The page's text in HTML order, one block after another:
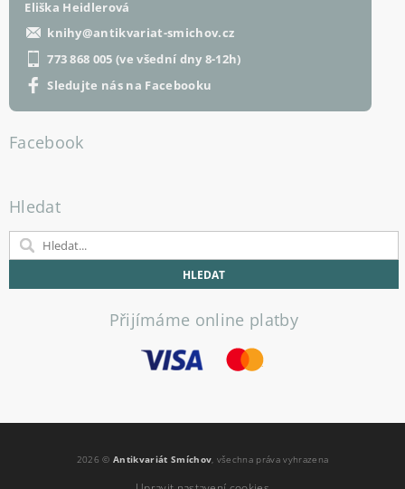
Eliška Heidlerová
knihy@antikvariat-smichov.cz
773 868 005 (ve všední dny 8-12h)
Sledujte nás na Facebooku
Facebook
Hledat
Přijímáme online platby
2026 ©Antikvariát Smíchov, všechna práva vyhrazena